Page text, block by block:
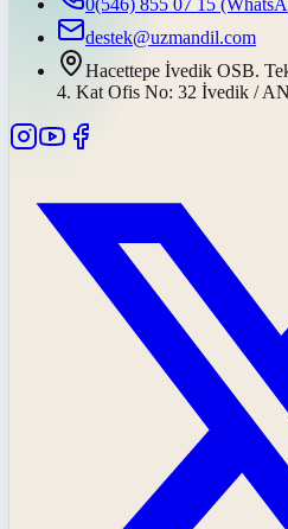
destek@uzmandil.com
Hacettepe İvedik OSB.
4. Kat Ofis No: 32 İvedik /